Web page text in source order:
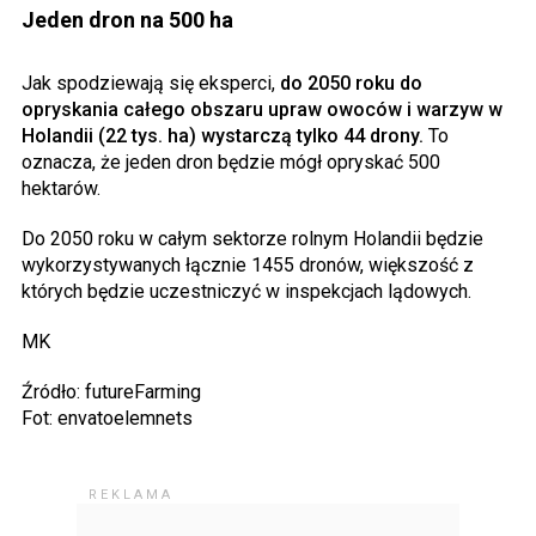
Jeden dron na 500 ha
Jak spodziewają się eksperci, do 2050 roku do
opryskania całego obszaru upraw owoców i warzyw w
Holandii (22 tys. ha) wystarczą tylko 44 drony. To
oznacza, że jeden dron będzie mógł opryskać 500
hektarów.
Do 2050 roku w całym sektorze rolnym Holandii będzie
wykorzystywanych łącznie 1455 dronów, większość z
których będzie uczestniczyć w inspekcjach lądowych.
MK
Źródło: futureFarming
Fot: envatoelemnets